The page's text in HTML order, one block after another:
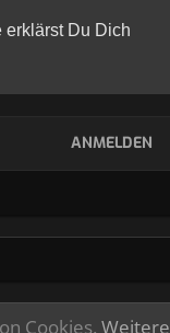
erklärst Du Dich
ANMELDEN
Cookies. Weitere